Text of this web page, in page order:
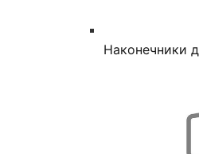
Наконечники